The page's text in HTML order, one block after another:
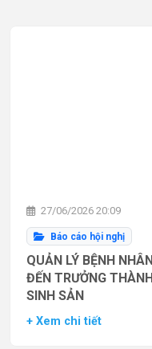
27/06/2026 20:09
Báo cáo hội nghị
QUẢN LÝ BỆNH
ĐẾN TRƯỞNG
SINH SẢN
+ Xem chi tiết